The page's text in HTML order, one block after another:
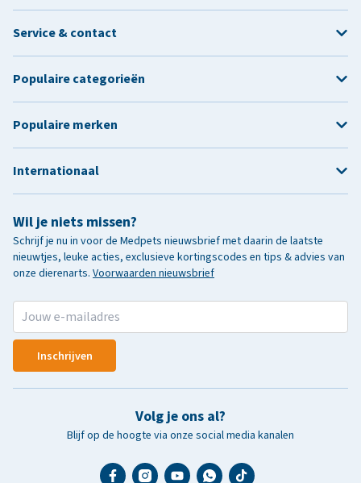
Wil je niets missen?
Schrijf je nu in voor de Medpets nieuwsbrief met daarin de laatste
nieuwtjes, leuke acties, exclusieve kortingscodes en tips & advies van
onze dierenarts. Voorwaarden nieuwsbrief
Inschrijven
Volg je ons al?
Blijf op de hoogte via onze social media kanalen
Service & contact
Populaire categorieën
Populaire merken
Internationaal